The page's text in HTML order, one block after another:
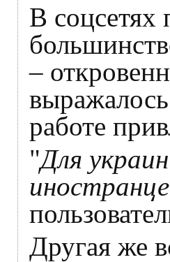
В соцсетях
–
работе
"Для
Другая же